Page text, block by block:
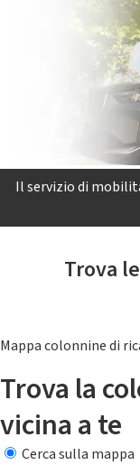
Il servizio di
Trova
Mappa colonnine di
Trova la
vicina a te
Cerca sulla mappa